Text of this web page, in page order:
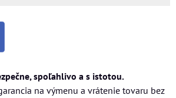
spoľahlivo a s istotou.
na výmenu a vrátenie tovaru bez